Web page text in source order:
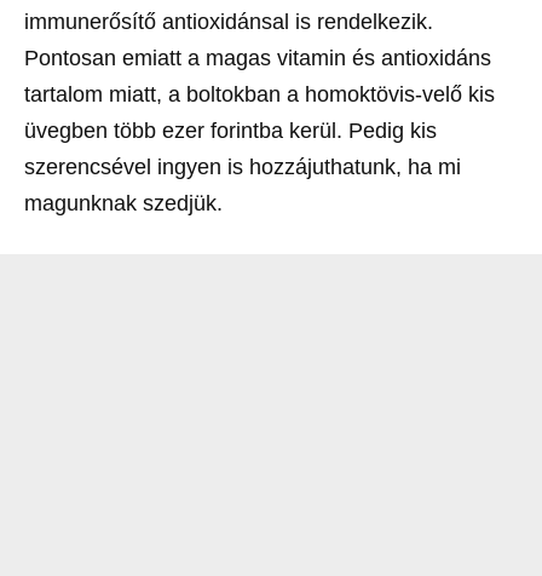
immunerősítő antioxidánsal is rendelkezik.
Pontosan emiatt a magas vitamin és antioxidáns
tartalom miatt, a boltokban a homoktövis-velő kis
üvegben több ezer forintba kerül. Pedig kis
szerencsével ingyen is hozzájuthatunk, ha mi
magunknak szedjük.